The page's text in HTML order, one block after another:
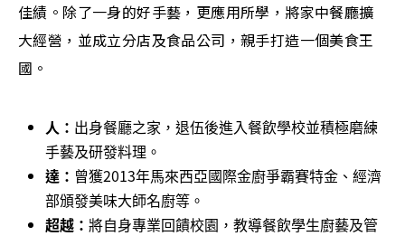
佳績。除了一身的好手藝，更應用所學，將家中餐廳擴
大經營，並成立分店及食品公司，親手打造一個美食王
國。
人： 出身餐廳之家，退伍後進入餐飲學校並積極磨練
手藝及研發料理。
達： 曾獲2013年馬來西亞國際金廚爭霸賽特金、經濟
部頒發美味大師名廚等。
超越： 將自身專業回饋校園，教導餐飲學生廚藝及管